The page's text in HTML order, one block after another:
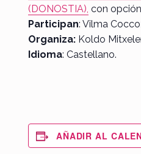
(DONOSTIA), con
Participan: Vilma
Organiza:Koldo
Idioma: Castellano.
AÑADIR AL